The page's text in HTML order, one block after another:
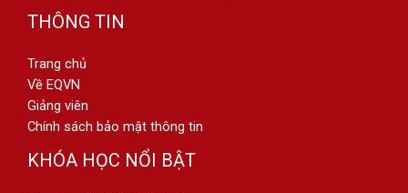
THÔNG TIN
Trang chủ
Về EQVN
Giảng viên
Chính sách bảo mật thông tin
KHÓA HỌC NỔI BẬT